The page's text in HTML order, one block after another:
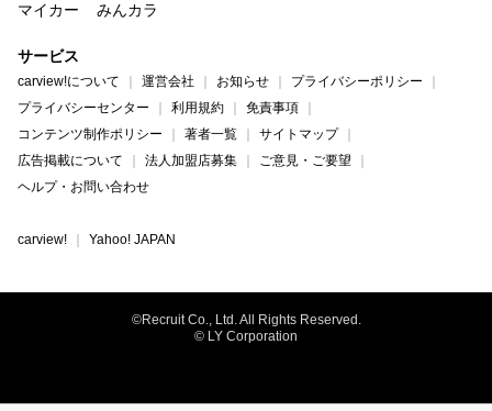
マイカー
みんカラ
サービス
carview!について 運営会社 お知らせ
プライバシーポリシー
プライバシーセンター
利用規約
免責事項
コンテンツ制作ポリシー
著者一覧
サイトマップ
広告掲載について
法人加盟店募集
ご意見・ご要望
ヘルプ・お問い合わせ
carview! Yahoo! JAPAN
©Recruit Co., Ltd. All Rights Reserved.
© LY Corporation